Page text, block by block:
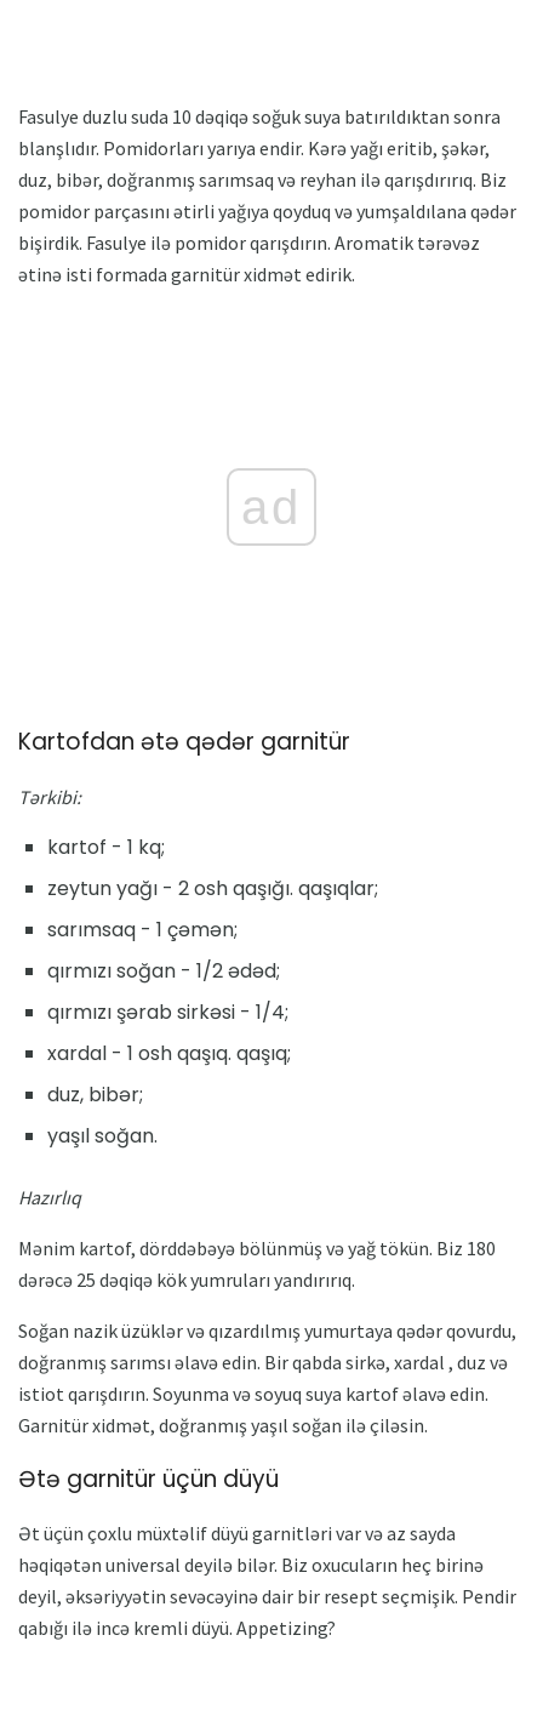
Fasulye duzlu suda 10 dəqiqə soğuk suya batırıldıktan sonra
blanşlıdır. Pomidorları yarıya endir. Kərə yağı eritib, şəkər,
duz, bibər, doğranmış sarımsaq və reyhan ilə qarışdırırıq. Biz
pomidor parçasını ətirli yağıya qoyduq və yumşaldılana qədər
bişirdik. Fasulye ilə pomidor qarışdırın. Aromatik tərəvəz
ətinə isti formada garnitür xidmət edirik.
ad
Kartofdan ətə qədər garnitür
Tərkibi:
kartof - 1 kq;
zeytun yağı - 2 osh qaşığı. qaşıqlar;
sarımsaq - 1 çəmən;
qırmızı soğan - 1/2 ədəd;
qırmızı şərab sirkəsi - 1/4;
xardal - 1 osh qaşıq. qaşıq;
duz, bibər;
yaşıl soğan.
Hazırlıq
Mənim kartof, dörddəbəyə bölünmüş və yağ tökün. Biz 180
dərəcə 25 dəqiqə kök yumruları yandırırıq.
Soğan nazik üzüklər və qızardılmış yumurtaya qədər qovurdu,
doğranmış sarımsı əlavə edin. Bir qabda sirkə, xardal , duz və
istiot qarışdırın. Soyunma və soyuq suya kartof əlavə edin.
Garnitür xidmət, doğranmış yaşıl soğan ilə çiləsin.
Ətə garnitür üçün düyü
Ət üçün çoxlu müxtəlif düyü garnitləri var və az sayda
həqiqətən universal deyilə bilər. Biz oxucuların heç birinə
deyil, əksəriyyətin sevəcəyinə dair bir resept seçmişik. Pendir
qabığı ilə incə kremli düyü. Appetizing?